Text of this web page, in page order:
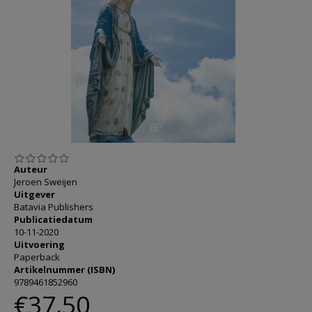
AANMELDEN OF REGISTREREN
Auteur
Jeroen Sweijen
Uitgever
Batavia Publishers
Publicatiedatum
10-11-2020
Uitvoering
Paperback
Artikelnummer (ISBN)
9789461852960
€37,50